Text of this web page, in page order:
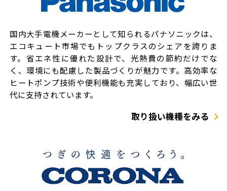
国内大手電機メーカーとして知られるパナソニックは、
エコキュート市場でもトップクラスのシェアを誇りま
す。省エネ性に優れた設計で、光熱費の節約だけでな
く、環境にも配慮した製品づくりが魅力です。高効率な
ヒートポンプ技術や便利機能も充実しており、幅広い世
代に支持されています。
取り扱い機種をみる